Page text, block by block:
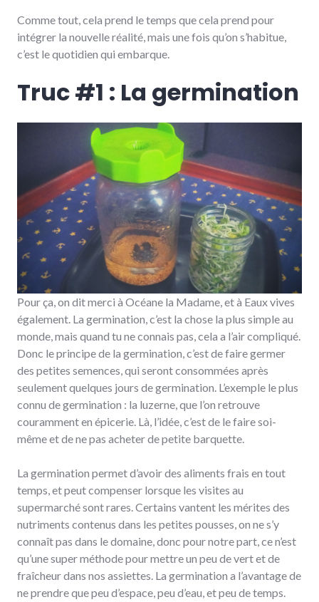
Comme tout, cela prend le temps que cela prend pour
intégrer la nouvelle réalité, mais une fois qu’on s’habitue,
c’est le quotidien qui embarque.
Truc #1 : La germination
Pour ça, on dit merci à Océane la Madame, et à Eaux vives
également. La germination, c’est la chose la plus simple au
monde, mais quand tu ne connais pas, cela a l’air compliqué.
Donc le principe de la germination, c’est de faire germer
des petites semences, qui seront consommées après
seulement quelques jours de germination. L’exemple le plus
connu de germination : la luzerne, que l’on retrouve
couramment en épicerie. Là, l’idée, c’est de le faire soi-
même et de ne pas acheter de petite barquette.
La germination permet d’avoir des aliments frais en tout
temps, et peut compenser lorsque les visites au
supermarché sont rares. Certains vantent les mérites des
nutriments contenus dans les petites pousses, on ne s’y
connaît pas dans le domaine, donc pour notre part, ce n’est
qu’une super méthode pour mettre un peu de vert et de
fraîcheur dans nos assiettes. La germination a l’avantage de
ne prendre que peu d’espace, peu d’eau, et peu de temps.